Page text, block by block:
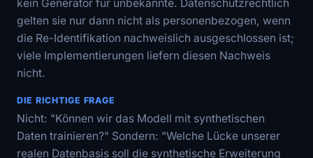
kein Generator für unbekannte. Datenschutzrechtlich
gelten sie nur dann nicht als personenbezogen, wenn
die Re-Identifikation nachweislich ausgeschlossen ist;
viele Implementierungen liefern diesen Nachweis
nicht.
DIE RICHTIGE FRAGE
Nicht: "Können wir das Modell mit synthetischen
Daten trainieren?" Sondern: "Welche Lücke unserer
realen Datenbasis soll die synthetische Erweiterung